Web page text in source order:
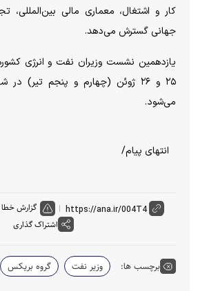
کار و اشتغال، معماری مالی بین‌المللی،
جهانی گسترش می‌دهد.
یازدهمین نشست وزیران نفت و انرژی
۲۵ و ۲۶ ژوئن (چهارم و پنجم تیر) در
می‌شود.
انتهای پیام/
گزارش خطا
اشتراک گذاری
برچسب ها: وزیر نفت گروه بریکس